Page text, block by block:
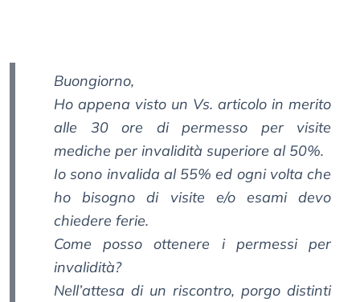
Buongiorno,
Ho appena visto un Vs. articolo in merito
alle 30 ore di permesso per visite
mediche per invalidità superiore al 50%.
Io sono invalida al 55% ed ogni volta che
ho bisogno di visite e/o esami devo
chiedere ferie.
Come posso ottenere i permessi per
invalidità?
Nell’attesa di un riscontro, porgo distinti